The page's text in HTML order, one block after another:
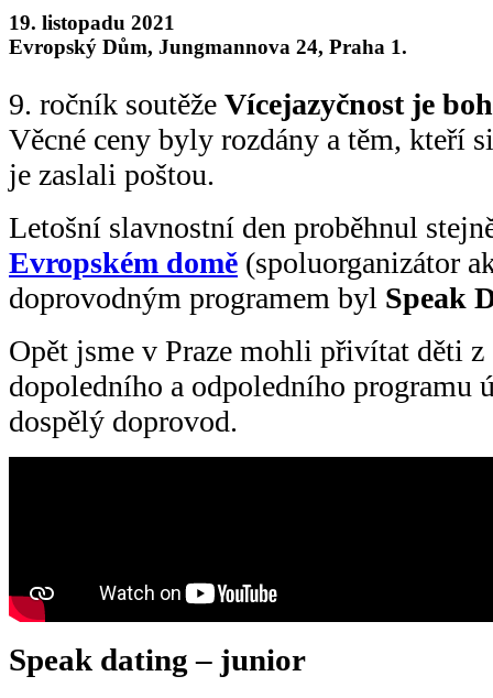
19. listopadu 2021
Evropský Dům, Jungmannova 24, Praha 1.
9. ročník soutěže Vícejazyčnost je
Věcné ceny byly rozdány a těm, kteří
je zaslali poštou.
Letošní slavnostní den proběhnul
Evropském domě (spoluorganizátor
doprovodným programem byl Speak
Opět jsme v Praze mohli přivítat děti
dopoledního a odpoledního programu
dospělý doprovod.
Speak dating – junior